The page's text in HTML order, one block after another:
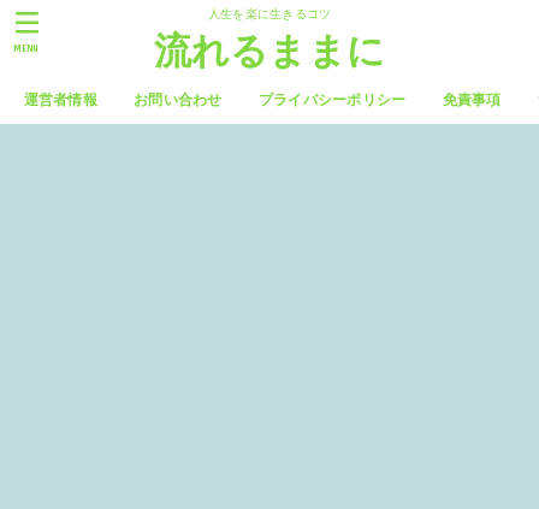
人生を楽に生きるコツ
流れるままに
運営者情報 お問い合わせ プライバシーポリシー 免責事項
MENU